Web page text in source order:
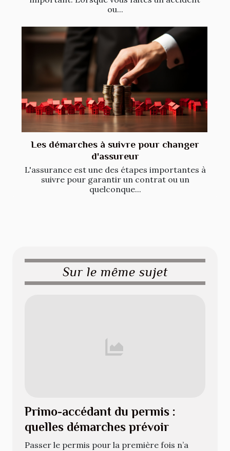
ou...
Les démarches à suivre pour changer
d'assureur
L'assurance est une des étapes importantes à
suivre pour garantir un contrat ou un
quelconque...
Sur le même sujet
Primo-accédant du permis :
quelles démarches prévoir
Passer le permis pour la première fois n’a